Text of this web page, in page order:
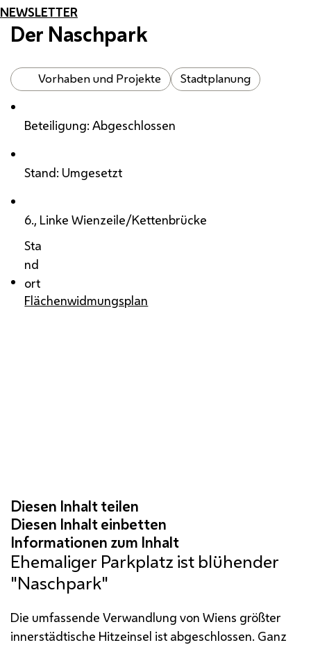
NEWSLETTER
Der Naschpark
Vorhaben und Projekte Stadtplanung
Beteiligung: Abgeschlossen
Stand: Umgesetzt
6., Linke Wienzeile/Kettenbrücke
Sta
nd
ort
Flächenwidmungsplan
Ehemaliger Parkplatz ist blühender
"Naschpark"
Die umfassende Verwandlung von Wiens größter
innerstädtische Hitzeinsel ist abgeschlossen. Ganz